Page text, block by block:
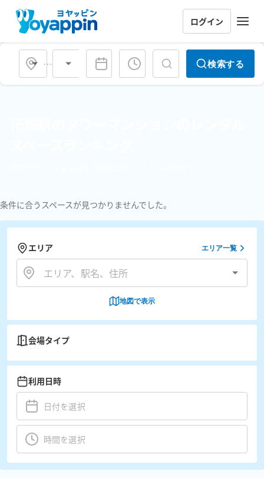
ログイン
会場タイプ 検索する
条件に合うスペースが見つかりませんでした。
エリア エリア一覧
地図で表示
会場タイプ
利用日時